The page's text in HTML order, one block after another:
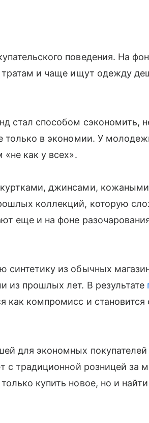
поведения. На
тратам и чаще ищут одежду
стал способом сэкономить,
только в экономии. У
как у всех».
джинсами,
коллекций, которую
еще и на фоне
синтетику из обычных
прошлых лет. В результате
как компромисс и
для экономных
с традиционной розницей за
купить новое, но и